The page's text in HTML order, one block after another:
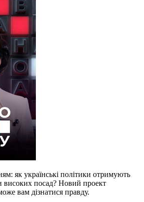
як українські політики отримують
високих посад? Новий проект
вам дізнатися правду.